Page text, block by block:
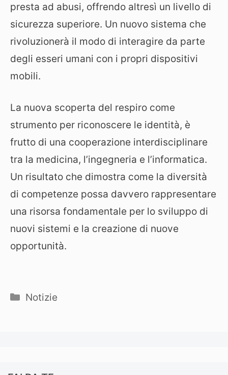
presta ad abusi, offrendo altresì un livello di
sicurezza superiore. Un nuovo sistema che
rivoluzionerà il modo di interagire da parte
degli esseri umani con i propri dispositivi
mobili.
La nuova scoperta del respiro come
strumento per riconoscere le identità, è
frutto di una cooperazione interdisciplinare
tra la medicina, l’ingegneria e l’informatica.
Un risultato che dimostra come la diversità
di competenze possa davvero rappresentare
una risorsa fondamentale per lo sviluppo di
nuovi sistemi e la creazione di nuove
opportunità.
Categorie
Notizie